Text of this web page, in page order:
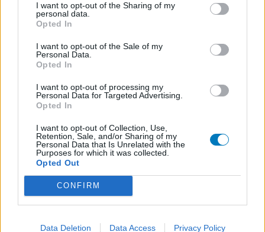
I want to opt-out of the Sharing of my
personal data.
Opted In
I want to opt-out of the Sale of my
Personal Data.
Opted In
I want to opt-out of processing my
Personal Data for Targeted Advertising.
Opted In
I want to opt-out of Collection, Use,
Retention, Sale, and/or Sharing of my
Personal Data that Is Unrelated with the
Purposes for which it was collected.
Opted Out
CONFIRM
Data Deletion Data Access Privacy Policy
Levocarnil
13/11/2023 | Femme | 57
l carnitine
Fibromyalgie
Efficacité
Quantité effets secondaires
Depuis que je prend ce traitement je suis plus fatiguée
qu’avant alors qu’il devrait faire l’effet inverse
votre avis